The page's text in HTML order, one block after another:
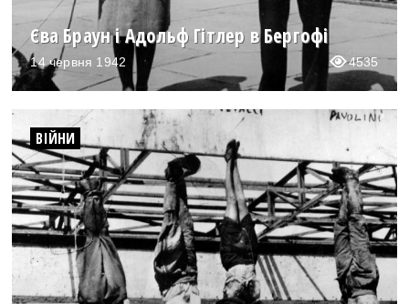
Єва Браун і Адольф Гітлер в Бергофі
14 червня 1942 4535
ВІЙНИ